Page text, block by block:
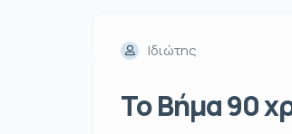
Ιδιώτης
Το Βήμα 90